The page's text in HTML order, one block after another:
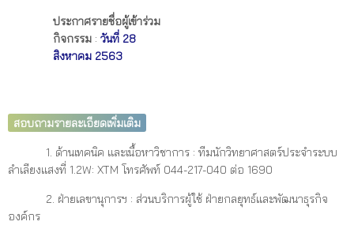
ประกาศรายชื่อผู้เข้าร่วม
กิจกรรม : วันที่ 28
สิงหาคม 2563
สอบถามรายละเอียดเพิ่มเติม
1. ด้านเทคนิค และเนื้อหาวิชาการ : ทีมนักวิทยาศาสตร์ประจำระบบ
ลำเลียงแสงที่ 1.2W: XTM โทรศัพท์ 044-217-040 ต่อ 1690
2. ฝ่ายเลขานุการฯ : ส่วนบริการผู้ใช้ ฝ่ายกลยุทธ์และพัฒนาธุรกิจ
องค์กร